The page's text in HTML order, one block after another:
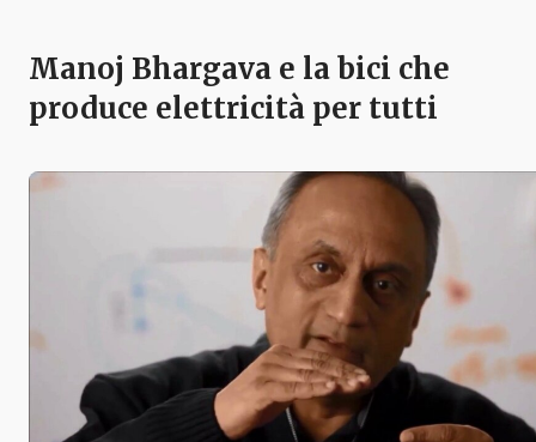
Manoj Bhargava e la bici che
produce elettricità per tutti